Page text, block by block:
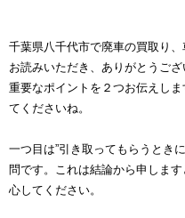
千葉県八千代市で廃車の買取り
お読みいただき、ありがとうご
重要なポイントを２つお伝えし
てくださいね。
一つ目は”引き取ってもらうとき
問です。これは結論から申しま
心してください。